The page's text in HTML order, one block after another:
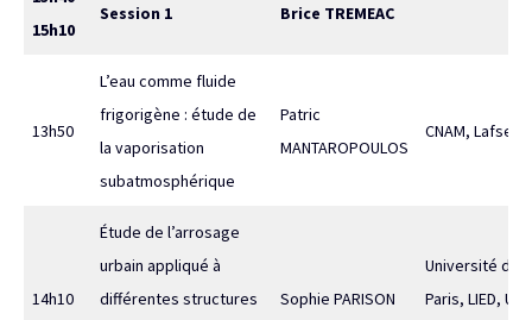
15h10
Session 1 Brice TREMEAC
13h50
L’eau comme fluide
frigorigène : étude de
la vaporisation
subatmosphérique
Patric
MANTAROPOULOS
CNAM, Lafset
14h10
Étude de l’arrosage
urbain appliqué à
différentes structures
Sophie PARISON
Université de
Paris, LIED,